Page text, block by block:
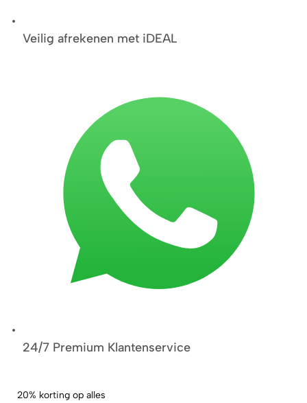
Veilig afrekenen met iDEAL
24/7 Premium Klantenservice
20% korting op alles